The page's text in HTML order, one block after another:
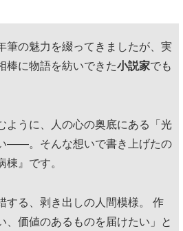
の魅力を綴ってきましたが、実
棒に物語を紡いできた小説家でも
うに、人の心の奥底にある「光
——。そんな想いで書き上げたの
棟』です。
る、剥き出しの人間模様。 作
、価値のあるものを届けたい」と